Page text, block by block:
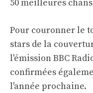
50 meilleures
Pour couronner le
stars de la
l'émission BBC
confirmées
l'année prochaine.